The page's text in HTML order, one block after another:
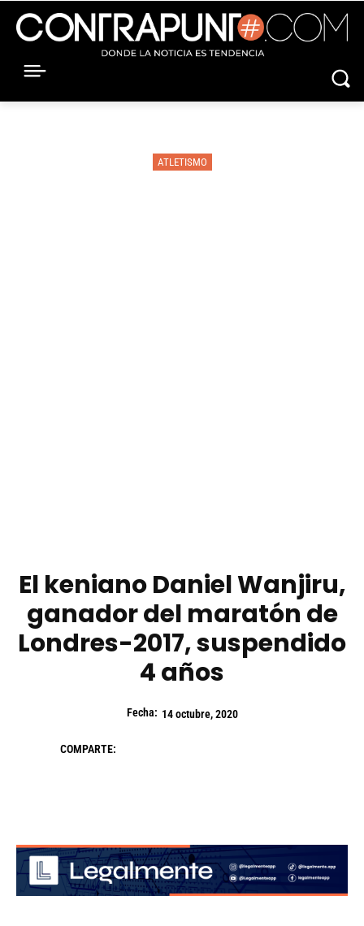
ATLETISMO
El keniano Daniel Wanjiru,
ganador del maratón de
Londres-2017, suspendido
4 años
Fecha: 14 octubre, 2020
COMPARTE: